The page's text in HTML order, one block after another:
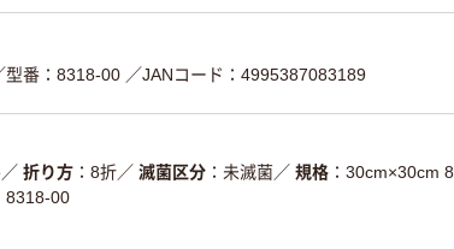
型番：8318-00 ／JANコード：4995387083189
／ 折り方 8折／ 滅菌区分 未滅菌／ 規格
30cm×30cm 8
8318-00